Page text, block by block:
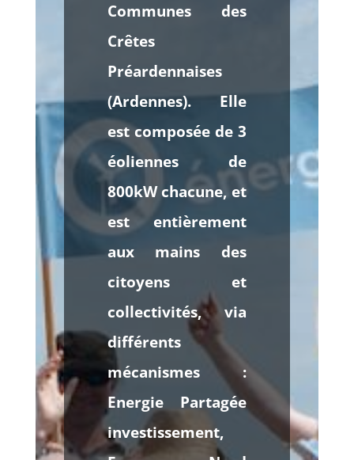
Communes des
Crêtes
Préardennaises
(Ardennes). Elle
est composée de 3
éoliennes de
800kW chacune, et
est entièrement
aux mains des
citoyens et
collectivités, via
différents
mécanismes :
Energie Partagée
investissement,